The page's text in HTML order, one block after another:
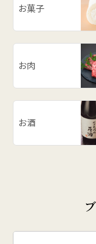
お菓子
お肉
お酒